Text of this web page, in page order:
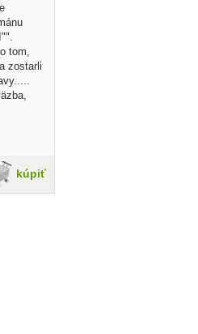
tom,
zostarli
kúpiť